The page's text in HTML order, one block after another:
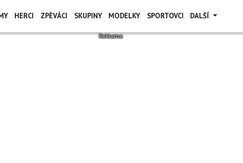
HERCI ZPĚVÁCI SKUPINY MODELKY SPORTOVCI DALŠÍ